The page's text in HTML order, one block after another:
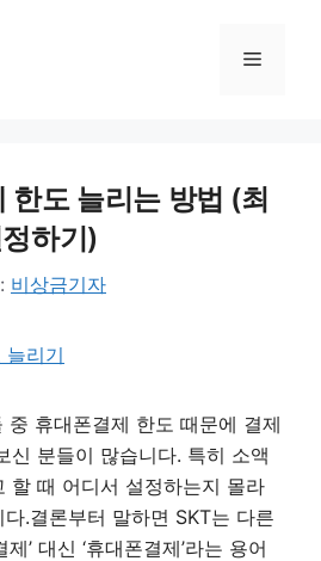
메
한도 늘리는 방법 (최
하기)
비상금기자
중 휴대폰결제 한도 때문에 결제
신 분들이 많습니다. 특히 소액
할 때 어디서 설정하는지 몰라
.결론부터 말하면 SKT는 다른
’ 대신 ‘휴대폰결제’라는 용어